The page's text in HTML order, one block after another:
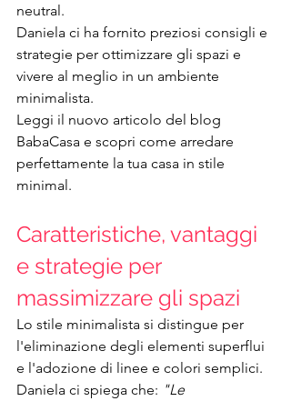
neutral.
Daniela ci ha fornito preziosi consigli e
strategie per ottimizzare gli spazi e
vivere al meglio in un ambiente
minimalista.
Leggi il nuovo articolo del blog
BabaCasa e scopri come arredare
perfettamente la tua casa in stile
minimal.
Caratteristiche, vantaggi
e strategie per
massimizzare gli spazi
Lo stile minimalista si distingue per
l'eliminazione degli elementi superflui
e l'adozione di linee e colori semplici.
Daniela ci spiega che: "Le